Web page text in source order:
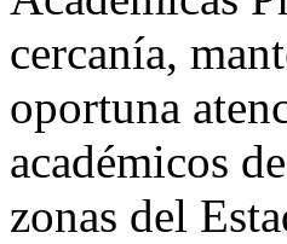
cercanía,
oportuna
académicos
zonas del